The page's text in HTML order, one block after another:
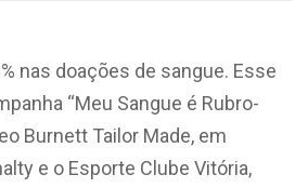
nas doações de sangue. Esse
“Meu Sangue é Rubro-
Burnett Tailor Made, em
e o Esporte Clube Vitória,